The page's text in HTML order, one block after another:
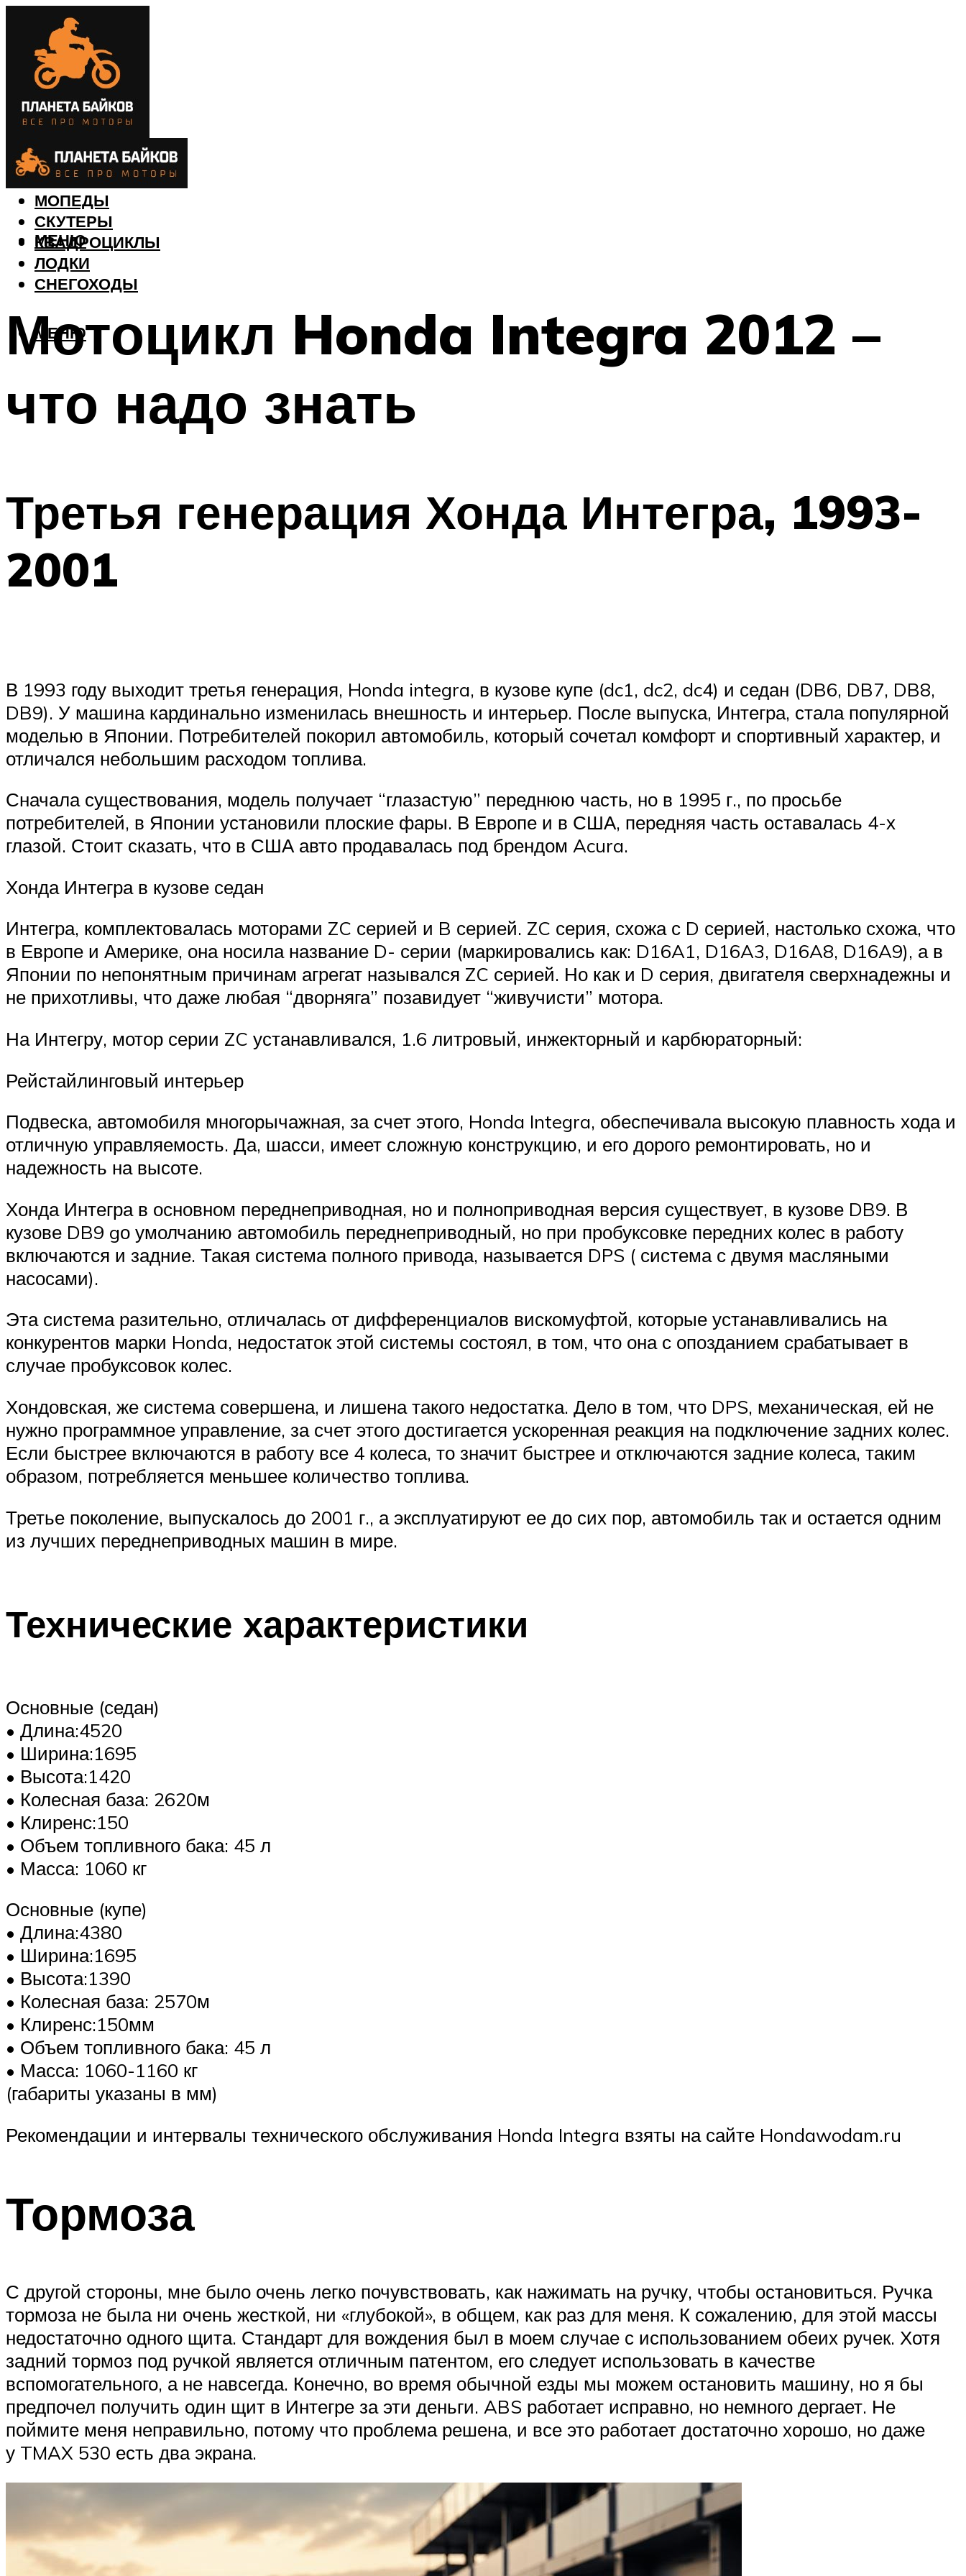
МОТОЦИКЛЫ
МОПЕДЫ
СКУТЕРЫ
КВАДРОЦИКЛЫ
ЛОДКИ
СНЕГОХОДЫ
МЕНЮ
МЕНЮ
Мотоцикл Honda Integra 2012 –
что надо знать
Третья генерация Хонда Интегра, 1993-
2001
В 1993 году выходит третья генерация, Honda integra, в кузове купе (dc1, dc2, dc4) и седан (DB6, DB7, DB8,
DB9). У машина кардинально изменилась внешность и интерьер. После выпуска, Интегра, стала популярной
моделью в Японии. Потребителей покорил автомобиль, который сочетал комфорт и спортивный характер, и
отличался небольшим расходом топлива.
Сначала существования, модель получает “глазастую” переднюю часть, но в 1995 г., по просьбе
потребителей, в Японии установили плоские фары. В Европе и в США, передняя часть оставалась 4-х
глазой. Стоит сказать, что в США авто продавалась под брендом Acura.
Хонда Интегра в кузове седан
Интегра, комплектовалась моторами ZC серией и B серией. ZC серия, схожа с D серией, настолько схожа, что
в Европе и Америке, она носила название D- серии (маркировались как: D16A1, D16A3, D16A8, D16A9), а в
Японии по непонятным причинам агрегат назывался ZC серией. Но как и D серия, двигателя сверхнадежны и
не прихотливы, что даже любая “дворняга” позавидует “живучисти” мотора.
На Интегру, мотор серии ZC устанавливался, 1.6 литровый, инжекторный и карбюраторный:
Рейстайлинговый интерьер
Подвеска, автомобиля многорычажная, за счет этого, Honda Integra, обеспечивала высокую плавность хода и
отличную управляемость. Да, шасси, имеет сложную конструкцию, и его дорого ремонтировать, но и
надежность на высоте.
Хонда Интегра в основном переднеприводная, но и полноприводная версия существует, в кузове DB9. В
кузове DB9 gо умолчанию автомобиль переднеприводный, но при пробуксовке передних колес в работу
включаются и задние. Такая система полного привода, называется DPS ( система с двумя масляными
насосами).
Эта система разительно, отличалась от дифференциалов вискомуфтой, которые устанавливались на
конкурентов марки Honda, недостаток этой системы состоял, в том, что она с опозданием срабатывает в
случае пробуксовок колес.
Хондовская, же система совершена, и лишена такого недостатка. Дело в том, что DPS, механическая, ей не
нужно программное управление, за счет этого достигается ускоренная реакция на подключение задних колес.
Если быстрее включаются в работу все 4 колеса, то значит быстрее и отключаются задние колеса, таким
образом, потребляется меньшее количество топлива.
Третье поколение, выпускалось до 2001 г., а эксплуатируют ее до сих пор, автомобиль так и остается одним
из лучших переднеприводных машин в мире.
Технические характеристики
Основные (седан)
• Длина:4520
• Ширина:1695
• Высота:1420
• Колесная база: 2620м
• Клиренс:150
• Объем топливного бака: 45 л
• Масса: 1060 кг
Основные (купе)
• Длина:4380
• Ширина:1695
• Высота:1390
• Колесная база: 2570м
• Клиренс:150мм
• Объем топливного бака: 45 л
• Масса: 1060-1160 кг
(габариты указаны в мм)
Рекомендации и интервалы технического обслуживания Honda Integra взяты на сайте Hondawodam.ru
Тормоза
С другой стороны, мне было очень легко почувствовать, как нажимать на ручку, чтобы остановиться. Ручка
тормоза не была ни очень жесткой, ни «глубокой», в общем, как раз для меня. К сожалению, для этой массы
недостаточно одного щита. Стандарт для вождения был в моем случае с использованием обеих ручек. Хотя
задний тормоз под ручкой является отличным патентом, его следует использовать в качестве
вспомогательного, а не навсегда. Конечно, во время обычной езды мы можем остановить машину, но я бы
предпочел получить один щит в Интегре за эти деньги. ABS работает исправно, но немного дергает. Не
поймите меня неправильно, потому что проблема решена, и все это работает достаточно хорошо, но даже
у TMAX 530 есть два экрана.